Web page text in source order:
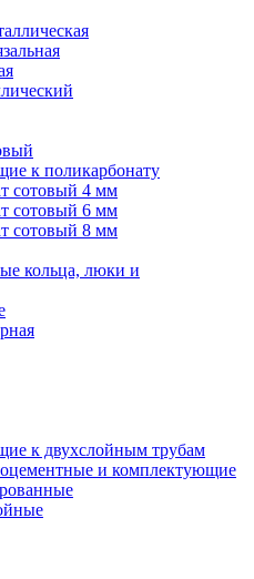
к поликарбонату
сотовый 4 мм
сотовый 6 мм
сотовый 8 мм
кольца, люки и
к двухслойным трубам
и комплектующие